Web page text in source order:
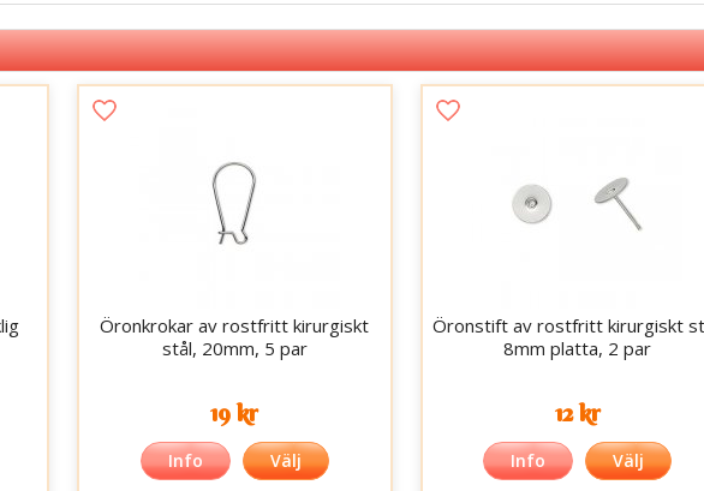
Öronkrokar av rostfritt kirurgiskt
stål, 20mm, 5 par
19 kr
Info Välj
Öronstift av rostfritt kirurgiskt
8mm platta, 2 par
12 kr
Info Välj